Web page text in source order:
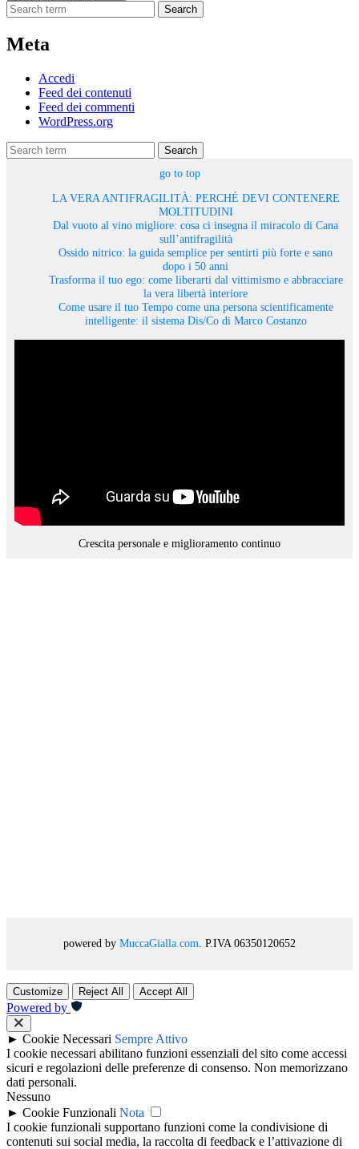
Search
Meta
Accedi
Feed dei contenuti
Feed dei commenti
WordPress.org
Search
go to top
LA VERA ANTIFRAGILITÀ: PERCHÉ DEVI CONTENERE
MOLTITUDINI
Dal vuoto al vino migliore: cosa ci insegna il miracolo di Cana
sull’antifragilità
Ossido nitrico: la guida semplice per sentirti più forte e sano
dopo i 50 anni
Trasforma il tuo ego: come liberarti dal vittimismo e abbracciare
la vera libertà interiore
Come usare il tuo Tempo come una persona scientificamente
intelligente: il sistema Dis/Co di Marco Costanzo
Crescita personale e miglioramento continuo
powered by MuccaGialla.com. P.IVA 06350120652
Customize Reject All Accept All
Powered by
► Cookie Necessari Sempre Attivo
I cookie necessari abilitano funzioni essenziali del sito come accessi
sicuri e regolazioni delle preferenze di consenso. Non memorizzano
dati personali.
Nessuno
► Cookie Funzionali Nota
I cookie funzionali supportano funzioni come la condivisione di
contenuti sui social media, la raccolta di feedback e l’attivazione di